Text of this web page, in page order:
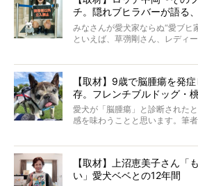
チ。隠れブヒラバーが語る
【前編】
みなさんが愛犬家ならぬ“愛ブヒ
といえば、草彅剛さん、レディ
ルを飼っている方が多いと思い
んのインスタグラムを覗くと、
ントがフォローされていて、わ
LIFE』モデルのnicoやトーラス
そんな中岡さんに、フレブルの
た。そのブヒ愛っぷりは、思
【取材】9歳で脳腫瘍を発
存。フレンチブルドッグ・
愛犬が「脳腫瘍」と診断された
感を味わうことと思います。筆
たひとり。だからこそ、どれほ
ところが、フレンチブルドッグ
症し、なんと4年7ヶ月間も生き
【取材】上沼恵美子さん「
い」愛犬ベベとの12年間